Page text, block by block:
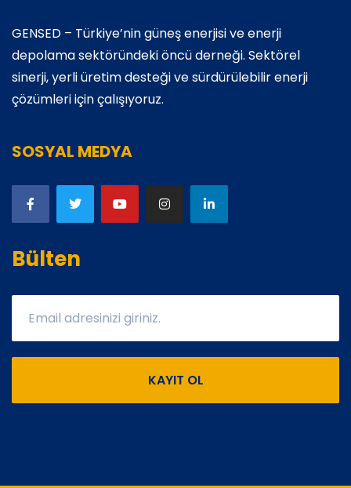
GENSED – Türkiye’nin güneş enerjisi ve enerji
depolama sektöründeki öncü derneği. Sektörel
sinerji, yerli üretim desteği ve sürdürülebilir enerji
çözümleri için çalışıyoruz.
SOSYAL MEDYA
Bülten
KAYIT OL